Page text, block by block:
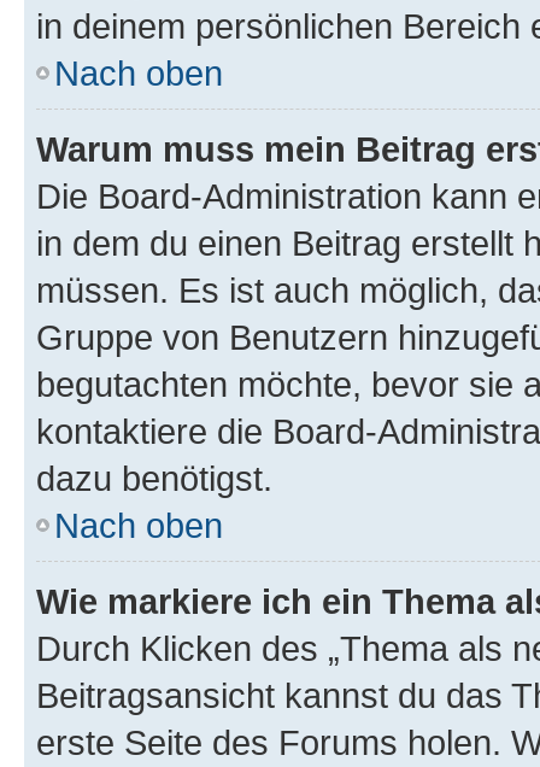
in deinem persönlichen Bereich
Nach oben
Warum muss mein Beitrag
Die Board-Administration kann
in dem du einen Beitrag erstellt
müssen. Es ist auch möglich,
Gruppe von Benutzern
begutachten möchte, bevor sie
kontaktiere die Board-
dazu benötigst.
Nach oben
Wie markiere ich ein Thema
Durch Klicken des „Thema als
Beitragsansicht kannst du das
erste Seite des Forums holen.